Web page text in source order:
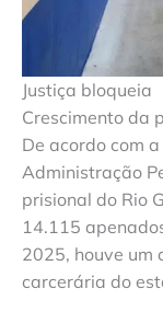
Justiça bloqueia
Crescimento da
De acordo com
Administração
prisional do Rio
14.115
2025, houve um
carcerária do